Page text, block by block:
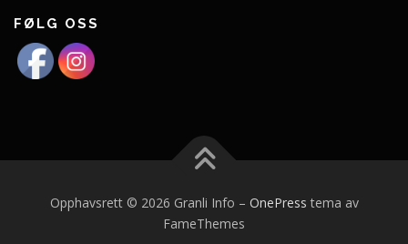
FØLG OSS
Opphavsrett © 2026 Granli Info – OnePress tema av
FameThemes